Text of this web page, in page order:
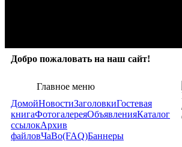
Добро пожаловать на наш сайт!
Главное меню
ДомойНовостиЗаголовкиГостевая
книгаФотогалереяОбъявленияКаталог
ссылокАрхив
файловЧаВо(FAQ)Баннеры